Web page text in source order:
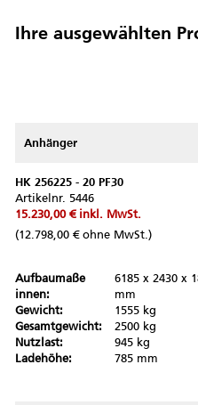
Ihre ausgewählten
Anhänger
HK 256225 - 20 PF30
Artikelnr. 5446
15.230,00 € inkl. MwSt.
(12.798,00 € ohne MwSt.)
Aufbaumaße
innen:
6185 x 2430 x
mm
Gewicht:
1555 kg
Gesamtgewicht:
2500 kg
Nutzlast:
945 kg
Ladehöhe:
785 mm